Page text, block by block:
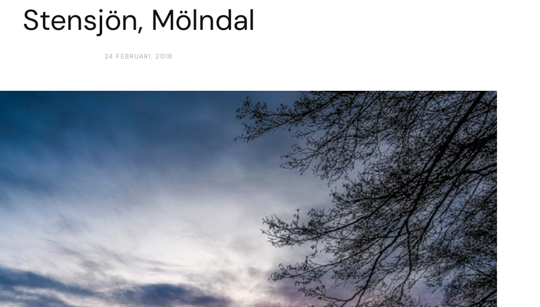
Stensjön, Mölndal
24 FEBRUARI, 2018